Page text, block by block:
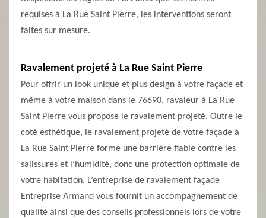
requises à La Rue Saint Pierre, les interventions seront
faites sur mesure.
Ravalement projeté à La Rue Saint Pierre
Pour offrir un look unique et plus design à votre façade et
même à votre maison dans le 76690, ravaleur à La Rue
Saint Pierre vous propose le ravalement projeté. Outre le
coté esthétique, le ravalement projeté de votre façade à
La Rue Saint Pierre forme une barrière fiable contre les
salissures et l’humidité, donc une protection optimale de
votre habitation. L’entreprise de ravalement façade
Entreprise Armand vous fournit un accompagnement de
qualité ainsi que des conseils professionnels lors de votre